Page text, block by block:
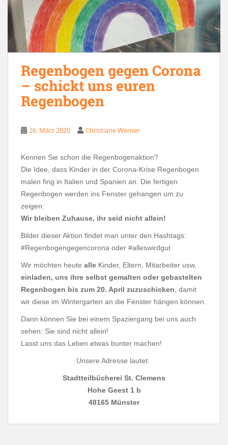
Regenbogen gegen Corona
– schickt uns euren
Regenbogen
26. März 2020 Christiane Werner
Kennen Sie schon die Regenbogenaktion?
Die Idee, dass Kinder in der Corona-Krise Regenbogen
malen fing in Italien und Spanien an. Die fertigen
Regenbogen werden ins Fenster gehangen um zu
zeigen:
Wir bleiben Zuhause, ihr seid nicht allein!
Bilder dieser Aktion findet man unter den Hashtags:
#Regenbogengegencorona oder #alleswirdgut
Wir möchten heute alle Kinder, Eltern, Mitarbeiter usw.
einladen, uns ihre selbst gemalten oder gebastelten
Regenbogen bis zum 20. April zuzuschicken , damit
wir diese im Wintergarten an die Fenster hängen können.
Dann können Sie bei einem Spaziergang bei uns auch
sehen: Sie sind nicht allein!
Lasst uns das Leben etwas bunter machen!
Unsere Adresse lautet:
Stadtteilbücherei St. Clemens
Hohe Geest 1 b
48165 Münster